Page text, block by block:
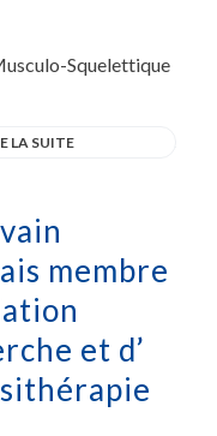
Squelettique
LA SUITE
membre
et d’